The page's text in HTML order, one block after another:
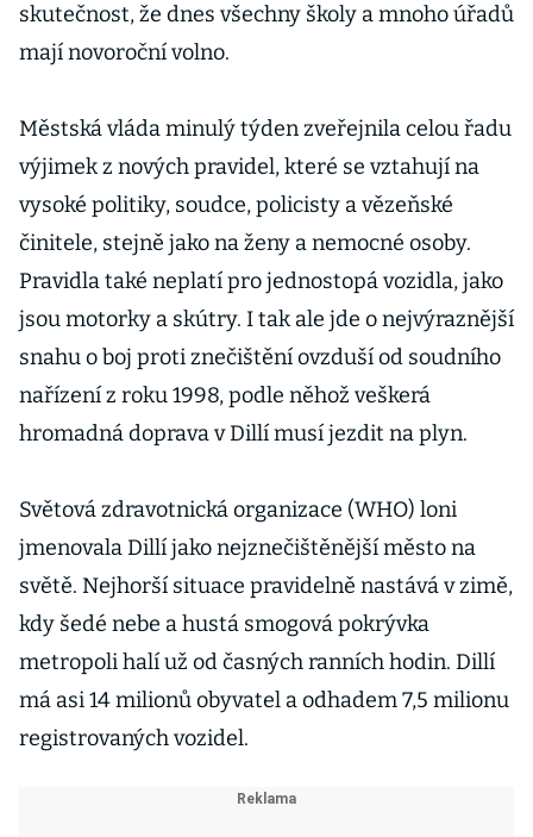
skutečnost, že dnes všechny školy a mnoho úřadů
mají novoroční volno.
Městská vláda minulý týden zveřejnila celou řadu
výjimek z nových pravidel, které se vztahují na
vysoké politiky, soudce, policisty a vězeňské
činitele, stejně jako na ženy a nemocné osoby.
Pravidla také neplatí pro jednostopá vozidla, jako
jsou motorky a skútry. I tak ale jde o nejvýraznější
snahu o boj proti znečištění ovzduší od soudního
nařízení z roku 1998, podle něhož veškerá
hromadná doprava v Dillí musí jezdit na plyn.
Světová zdravotnická organizace (WHO) loni
jmenovala Dillí jako nejznečištěnější město na
světě. Nejhorší situace pravidelně nastává v zimě,
kdy šedé nebe a hustá smogová pokrývka
metropoli halí už od časných ranních hodin. Dillí
má asi 14 milionů obyvatel a odhadem 7,5 milionu
registrovaných vozidel.